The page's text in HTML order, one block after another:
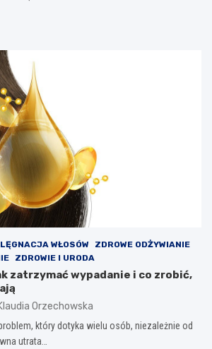
WŁOSÓW
ZDROWE ODŻYWIANIE
ZDROWIE I URODA
zatrzymać wypadanie i co zrobić,
Orzechowska
który dotyka wielu osób, niezależnie od
utrata…